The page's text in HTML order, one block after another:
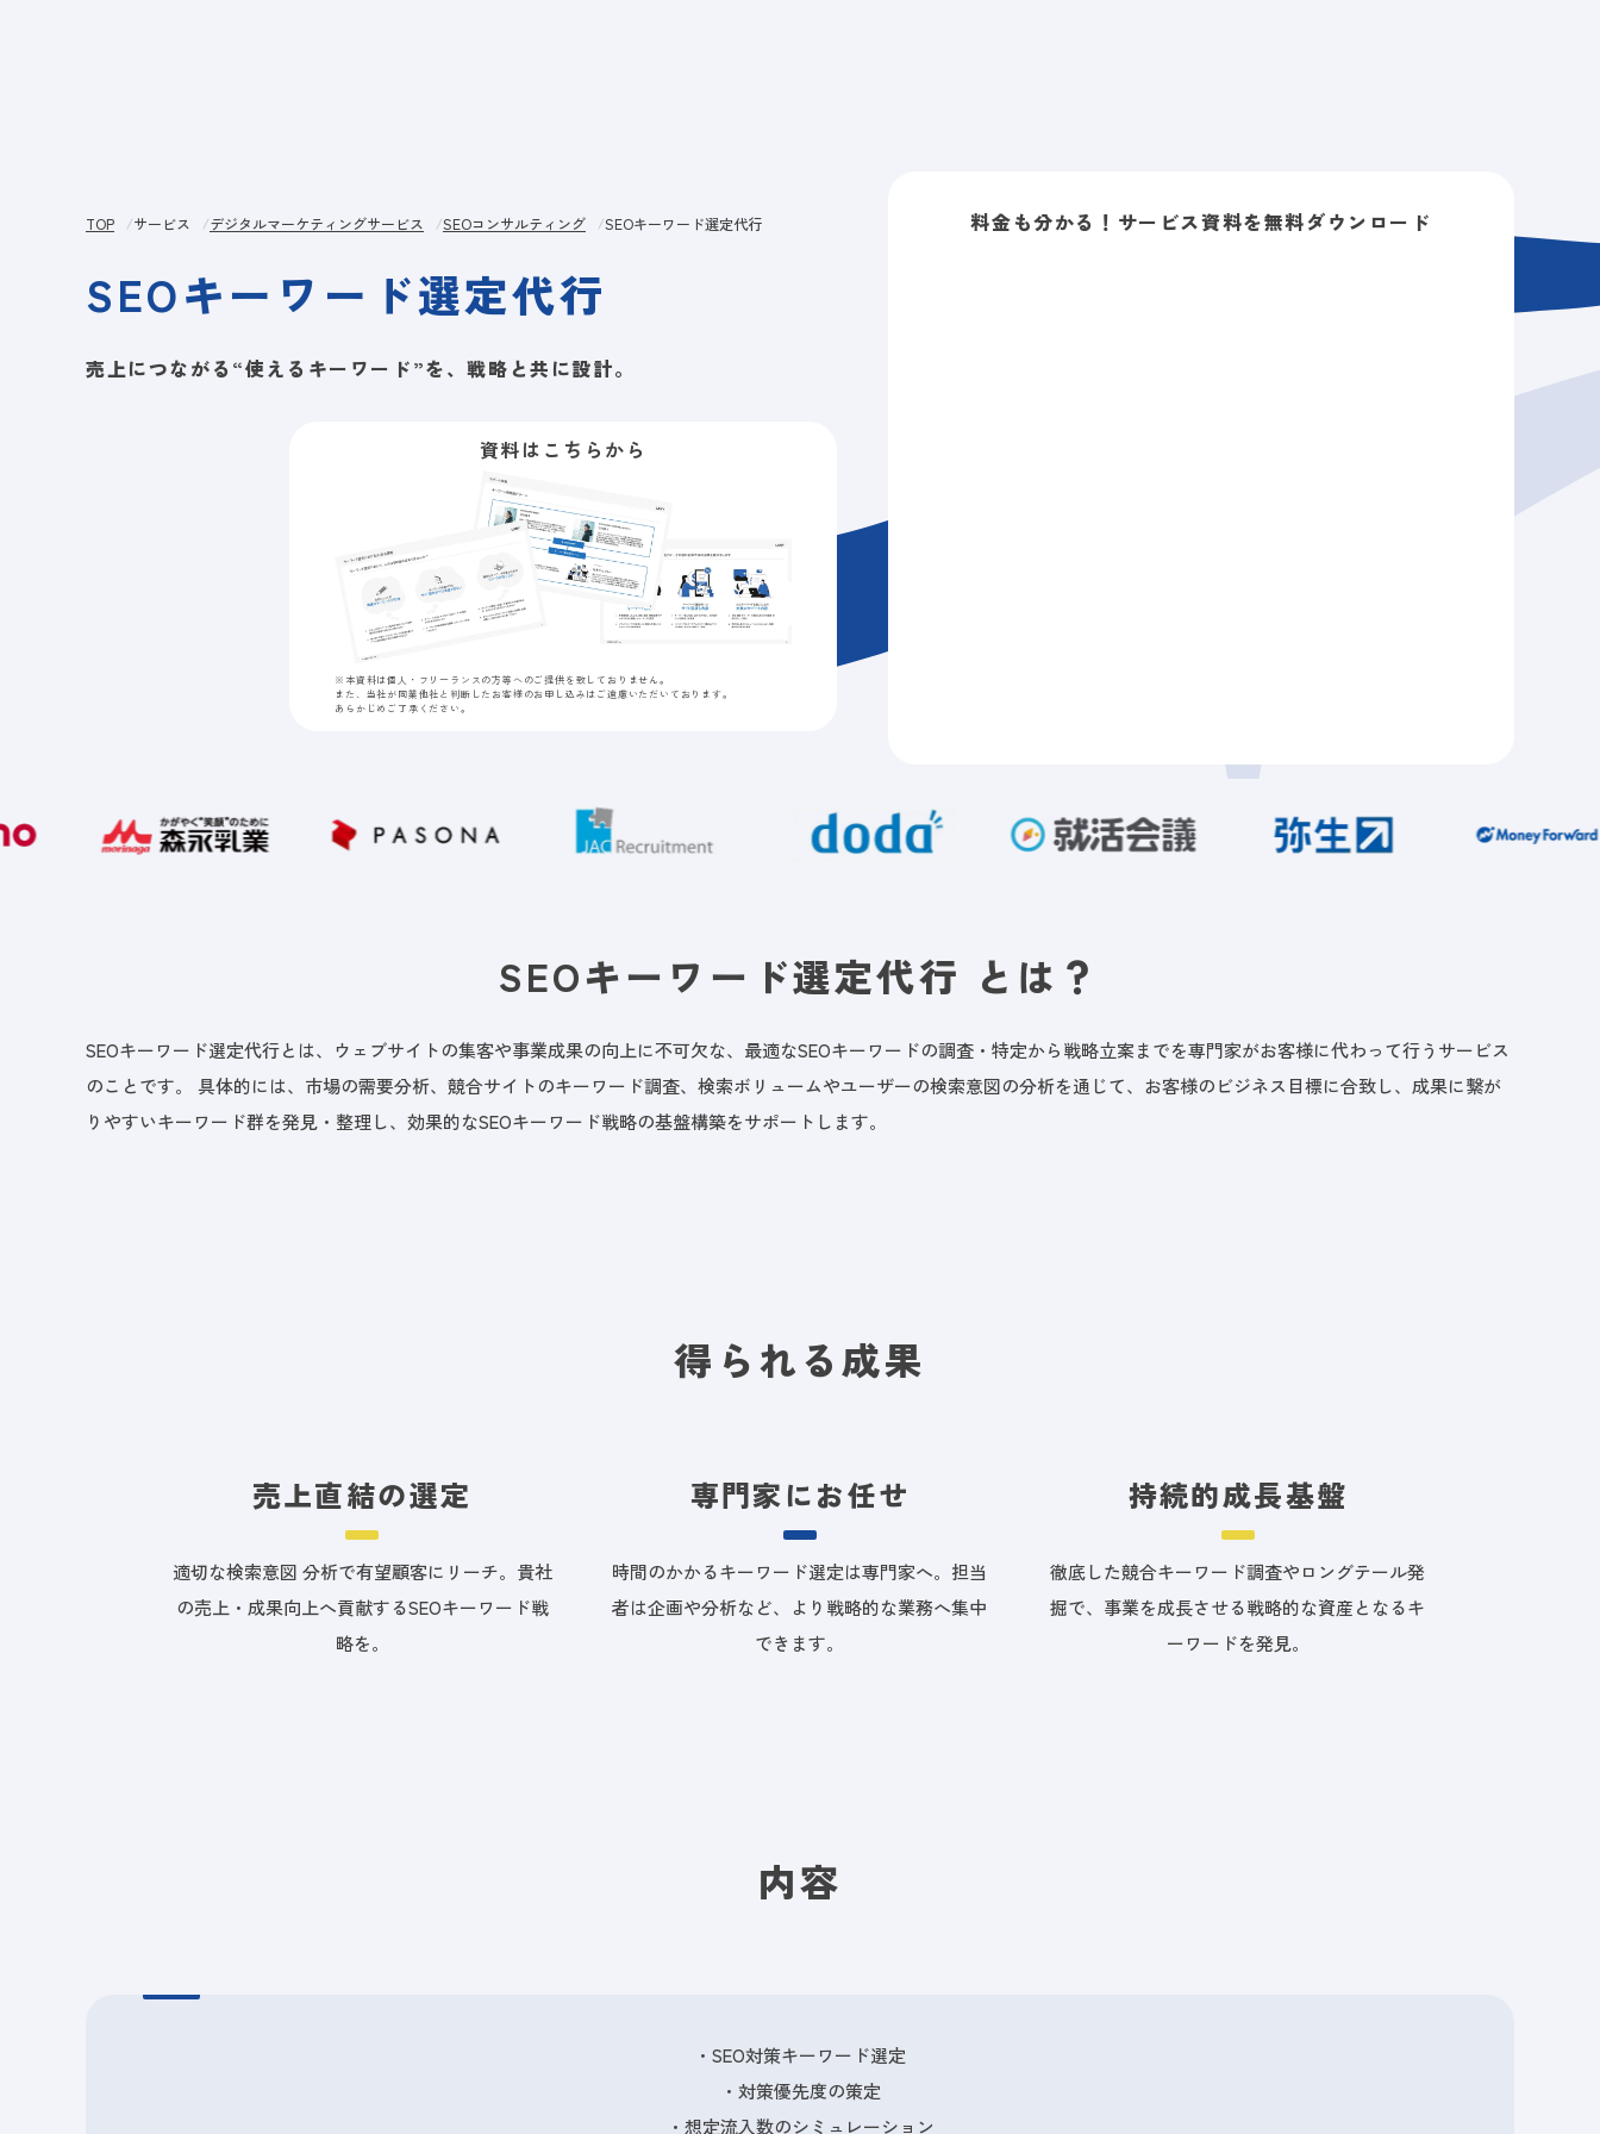
TOP サービス デジタルマーケティングサービス SEOコンサルティング SEOキーワード選定代行
SEOキーワード選定代行
売上につながる“使えるキーワード”を、戦略と共に設計。
資料はこちらから
※本資料は個人・フリーランスの方等へのご提供を致しておりません。
また、当社が同業他社と判断したお客様のお申し込みはご遠慮いただいております。
あらかじめご了承ください。
料金も分かる！ サービス資料を無料ダウンロード
SEOキーワード選定代行 とは？
SEOキーワード選定代行とは、ウェブサイトの集客や事業成果の向上に不可欠な、最適なSEOキーワードの調査・特定から戦略立案までを専門家がお客様に代わって行うサービス
のことです。 具体的には、市場の需要分析、競合サイトのキーワード調査、検索ボリュームやユーザーの検索意図の分析を通じて、お客様のビジネス目標に合致し、成果に繋が
りやすいキーワード群を発見・整理し、効果的なSEOキーワード戦略の基盤構築をサポートします。
得られる成果
売上直結の選定
適切な検索意図 分析で有望顧客にリーチ。貴社
の売上・成果向上へ貢献するSEOキーワード戦
略を。
専門家にお任せ
時間のかかるキーワード選定は専門家へ。担当
者は企画や分析など、より戦略的な業務へ集中
できます。
持続的成長基盤
徹底した競合キーワード調査やロングテール発
掘で、事業を成長させる戦略的な資産となるキ
ーワードを発見。
内容
・SEO対策キーワード選定
・対策優先度の策定
・想定流入数のシミュレーション